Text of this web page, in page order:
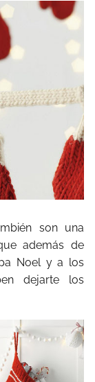
son una
además de
Noel y a los
dejarte los